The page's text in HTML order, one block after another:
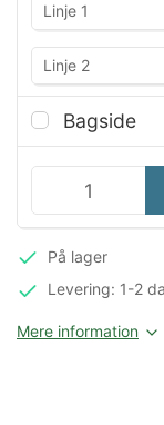
Bagside
På lager
Levering: 1-2
Mere information